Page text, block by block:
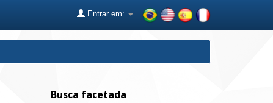
Entrar em:
Busca facetada